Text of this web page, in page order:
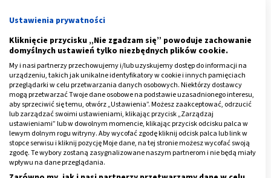
niedokrwienia mięśnia sercowego (DCM na podłożu
zdjęcie przeglądowe klatki piersiowej(rtg) -
uwidacznia powiększoną sylwetkę serca oraz cechy
zastoju krwi w krążeniu płucnym.
Pozostałe badania wykonywane są rzadko, tylko w
przypadkuindywidualnych wskazań.Należy tu:
cewnikowanie serca -wykonywane w celu
wykluczenia choroby niedokrwiennej serca
Ustawienia prywatności
Kliknięcie przycisku „Nie zgadzam się” powoduje zachowanie
domyślnych ustawień tylko niezbędnych plików cookie.
My i nasi partnerzy przechowujemy i/lub uzyskujemy dostęp do informacji na
urządzeniu, takich jak unikalne identyfikatory w cookie i innych pamięciach
przeglądarki w celu przetwarzania danych osobowych. Niektórzy dostawcy
mogą przetwarzać Twoje dane osobowe na podstawie uzasadnionego interesu,
aby sprzeciwić się temu, otwórz „Ustawienia”. Możesz zaakceptować, odrzucić
lub zarządzać swoimi ustawieniami, klikając przycisk „Zarządzaj
ustawieniami” lub w dowolnym momencie, klikając przycisk odcisku palca w
lewym dolnym rogu witryny. Aby wycofać zgodę kliknij odcisk palca lub link w
stopce serwisu i kliknij pozycję Moje dane, na tej stronie możesz wycofać swoją
zgodę. Te wybory zostaną zasygnalizowane naszym partnerom i nie będą miały
wpływu na dane przeglądania.